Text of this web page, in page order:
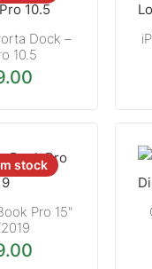
Dock –
10.5
stock
Pro 15"